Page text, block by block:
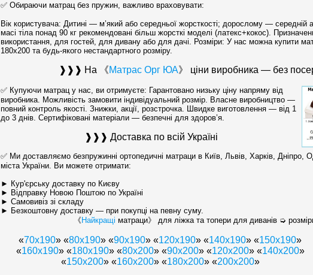
✅ Обираючи матрац без пружин, важливо враховувати:
Вік користувача: Дитині — м’який або середньої жорсткості; дорослому — середній
масі тіла понад 90 кг рекомендовані більш жорсткі моделі (латекс+кокос).
використання, для гостей, для дивану або для дачі. Розміри: У нас можна купити
180x200 та будь-якого нестандартного розміру.
❱❱❱ На 《Матрас Орг ЮА》 ціни виробника — без
✅ Купуючи матрац у нас, ви отримуєте: Гарантовано низьку ціну напряму від
виробника. Можливість замовити індивідуальний розмір. Власне виробництво —
повний контроль якості. Знижки, акції, розстрочка. Швидке виготовлення — від 1
до 3 днів. Сертифіковані матеріали — безпечні для здоров’я.
❱❱❱ Доставка по всій Україні
✅ Ми доставляємо безпружинні ортопедичні матраци в Київ, Львів, Харків, Дніпро,
міста України. Ви можете отримати:
► Кур'єрську доставку по Києву
► Відправку Новою Поштою по Україні
► Самовивіз зі складу
► Безкоштовну доставку — при покупці на певну суму.
《 Найкращі матраци》 для ліжка та топери для диванів ➭
«70х190» «80х190» «90х190» «120x190» «140х190» «150x190»
«160x190» «180x190» «80x200» «90x200» «120x200» «140x200»
«150x200» «160х200» «180х200» «200x200»